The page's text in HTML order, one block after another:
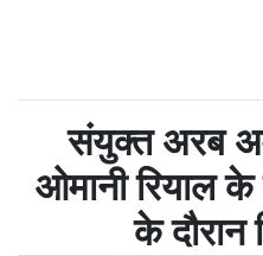
संयुक्त अरब
ओमानी रियाल के
के दौरान